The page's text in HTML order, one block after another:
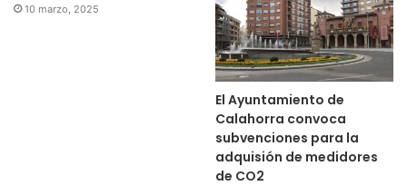
10 marzo, 2025
El Ayuntamiento de
Calahorra convoca
subvenciones para la
adquisión de medidores
de CO2